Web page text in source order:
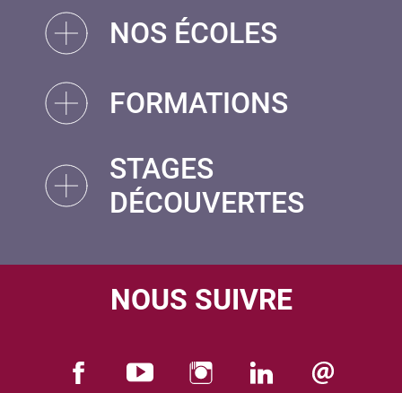
NOS ÉCOLES
FORMATIONS
STAGES
DÉCOUVERTES
NOUS SUIVRE